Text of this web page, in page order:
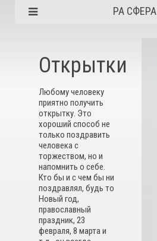
РА СФЕРА
Открытки
Любому человеку
приятно получить
открытку. Это
хороший способ не
только поздравить
человека с
торжеством, но и
напомнить о себе.
Кто бы и с чем бы ни
поздравлял, будь то
Новый год,
православный
праздник, 23
февраля, 8 марта и